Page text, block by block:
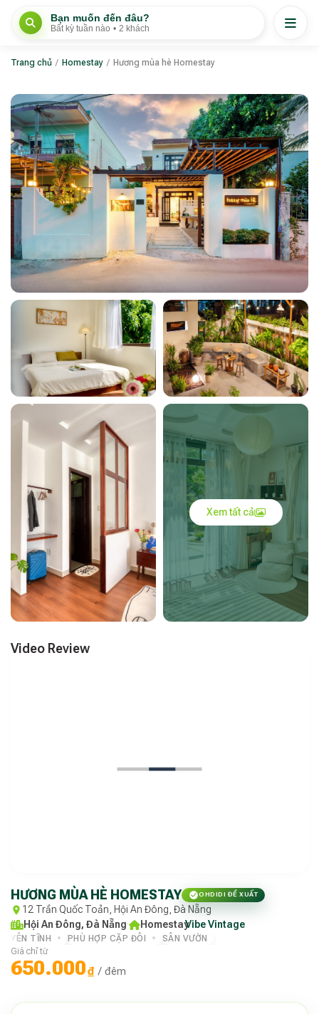
Bạn muốn đến đâu?
Bất kỳ tuần nào • 2 khách
Trang chủ / Homestay / Hương mùa hè Homestay
Xem tất cả
Video Review
HƯƠNG MÙA HÈ HOMESTAY OHDIDI ĐỀ XUẤT
12 Trần Quốc Toản, Hội An Đông, Đà Nẵng
Hội An Đông, Đà Nẵng· Homestay·
Vibe Vintage
YÊN TĨNH PHÙ HỢP CẶP ĐÔI
SÂN VƯỜN
Giá chỉ từ
650.000₫ / đêm